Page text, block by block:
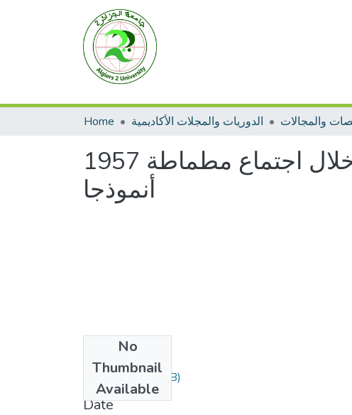
Home الدوريات والمجلات الأكاديمية
علاقات الولاية الرابعة بالولاية الخامسة والسادسة من خلال اجتماع مطماطة 1957
أنموذجا
No
Thumbnail
Available
14.pdf(618.48 KB)
Date